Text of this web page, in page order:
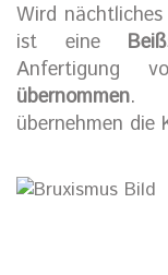
Wird
ist eine
Anfertigung
übernommen.
übernehmen die